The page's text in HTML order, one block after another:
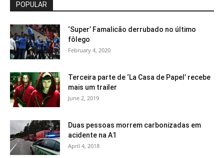
POPULAR
‘Super’ Famalicão derrubado no último
fôlego
February 4, 2020
Terceira parte de ‘La Casa de Papel’ recebe
mais um trailer
June 2, 2019
Duas pessoas morrem carbonizadas em
acidente na A1
April 4, 2018